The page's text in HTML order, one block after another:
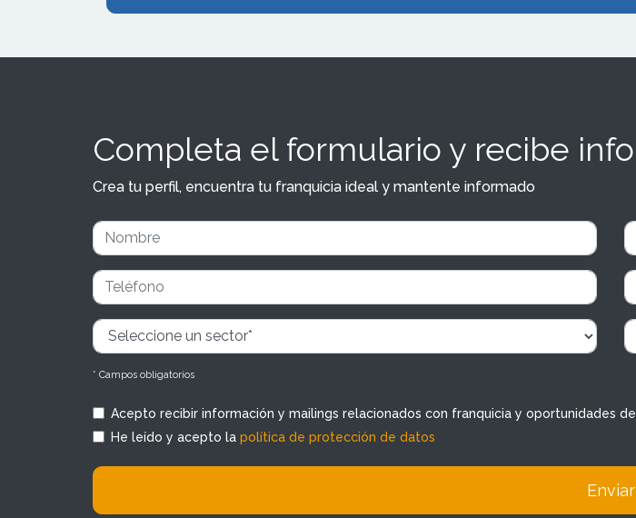
Completa el formulario y recibe
Crea tu perfil, encuentra tu franquicia ideal y mantente informado
* Campos obligatorios
Acepto recibir información y mailings relacionados con franquicia y oportunidades
He leído y acepto la política de protección de datos
Enviar